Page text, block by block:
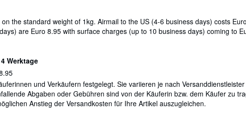
the standard weight of 1kg. Airmail to the US (4-6 business days) costs
are Euro 8.95 with surface charges (up to 10 business days) coming to
Werktage
und Verkäufern festgelegt. Sie variieren je nach
Abgaben oder Gebühren sind von der Käuferin bzw. dem Käufer zu
Anstieg der Versandkosten für Ihre Artikel auszugleichen.